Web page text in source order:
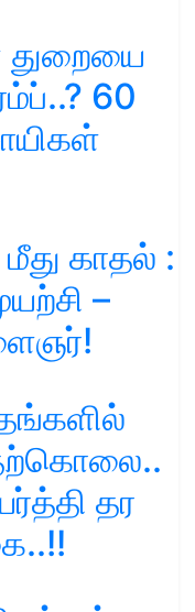
துறையை
60
காதல் :
–
தர